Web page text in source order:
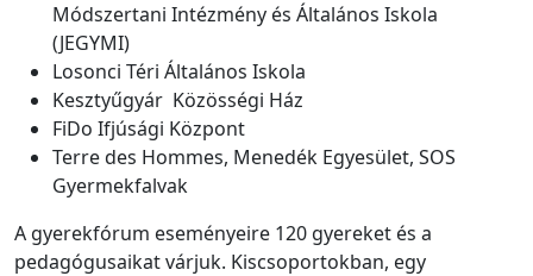
Módszertani Intézmény és Általános Iskola
(JEGYMI)
Losonci Téri Általános Iskola
Kesztyűgyár Közösségi Ház
FiDo Ifjúsági Központ
Terre des Hommes, Menedék Egyesület, SOS
Gyermekfalvak
A gyerekfórum eseményeire 120 gyereket és a
pedagógusaikat várjuk. Kiscsoportokban, egy